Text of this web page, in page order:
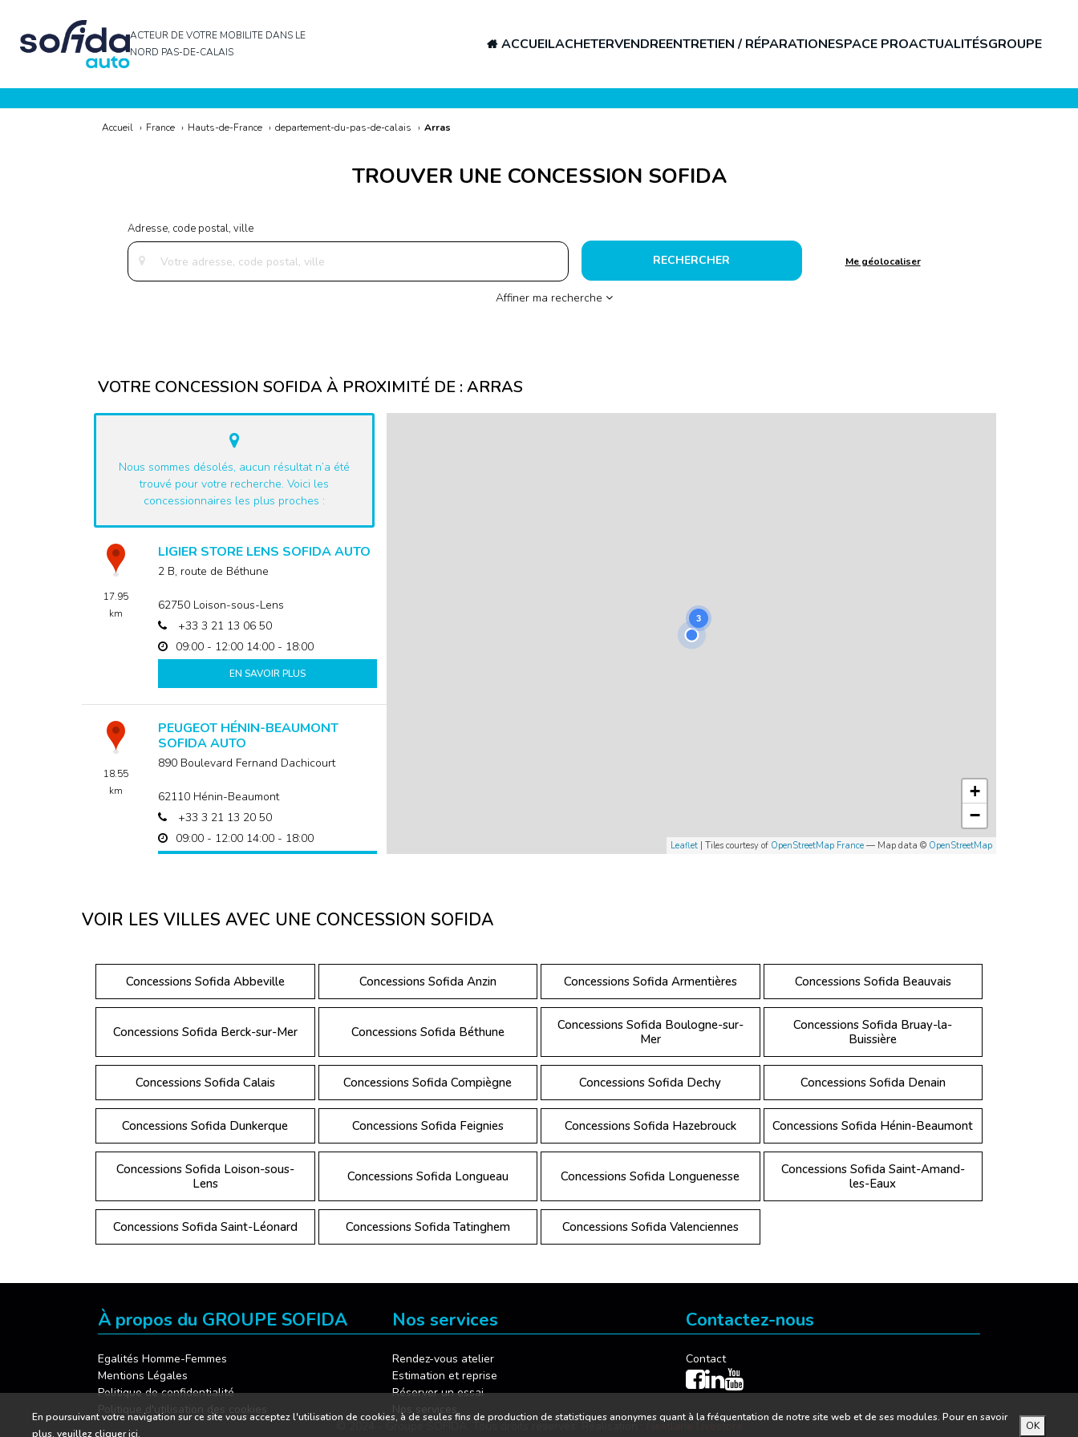
ACTEUR DE VOTRE MOBILITE DANS LE
NORD PAS-DE-CALAIS
ACCUEILACHETERVENDREENTRETIEN / RÉPARATIONESPACE PROACTUALITÉSGROUPE
Accueil › France › Hauts-de-France › departement-du-pas-de-calais › Arras
TROUVER UNE CONCESSION SOFIDA
RECHERCHER
Affiner ma recherche
VOTRE CONCESSION SOFIDA À PROXIMITÉ DE : ARRAS
Nous sommes désolés, aucun résultat n’a été
trouvé pour votre recherche. Voici les
concessionnaires les plus proches :
17.95
km
LIGIER STORE LENS SOFIDA AUTO
2 B, route de Béthune
62750 Loison-sous-Lens
+33 3 21 13 06 50
09:00 - 12:00 14:00 - 18:00
EN SAVOIR PLUS
18.55
km
PEUGEOT HÉNIN-BEAUMONT
SOFIDA AUTO
890 Boulevard Fernand Dachicourt
62110 Hénin-Beaumont
+33 3 21 13 20 50
09:00 - 12:00 14:00 - 18:00
18.58
LEAPMOTOR LENS SOFIDA AUTO
62218
Loison-sous-Lens
+33 3 21 13 20 20
3
+
−
Leaflet | Tiles courtesy of OpenStreetMap France — Map data © OpenStreetMap
VOIR LES VILLES AVEC UNE CONCESSION SOFIDA
Concessions Sofida Abbeville Concessions Sofida Anzin Concessions Sofida Armentières Concessions Sofida Beauvais
Concessions Sofida Berck-sur-Mer Concessions Sofida Béthune
Concessions Sofida Boulogne-sur-
Mer
Concessions Sofida Bruay-la-
Buissière
Concessions Sofida Calais Concessions Sofida Compiègne Concessions Sofida Dechy Concessions Sofida Denain
Concessions Sofida Dunkerque Concessions Sofida Feignies Concessions Sofida Hazebrouck Concessions Sofida Hénin-Beaumont
Concessions Sofida Loison-sous-
Lens
Concessions Sofida Longueau Concessions Sofida Longuenesse
Concessions Sofida Saint-Amand-
les-Eaux
Concessions Sofida Saint-Léonard Concessions Sofida Tatinghem Concessions Sofida Valenciennes
À propos du GROUPE SOFIDA
Egalités Homme-Femmes
Mentions Légales
Politique de confidentialité
Politique d'utilisation des cookies
Nos services
Rendez-vous atelier
Estimation et reprise
Réserver un essai
Nos services
Contactez-nous
Contact
© 2024 - Groupe SOFIDA. Tous droits réservés. Réalisation : Nextlane Livestore
En poursuivant votre navigation sur ce site vous acceptez l'utilisation de cookies, à de seules fins de production de statistiques anonymes quant à la fréquentation de notre site web et de ses modules. Pour en savoir
plus, veuillezcliquer ici.
OK